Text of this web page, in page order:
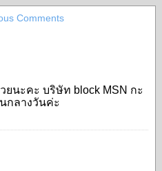
Comments
นะคะ บริษัท block MSN กะ
กลางวันค่ะ